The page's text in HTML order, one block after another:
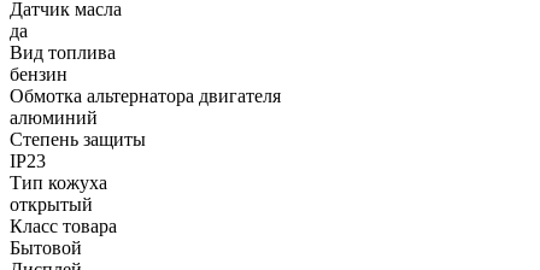
Датчик масла
да
Вид топлива
бензин
Обмотка альтернатора двигателя
алюминий
Степень защиты
IP23
Тип кожуха
открытый
Класс товара
Бытовой